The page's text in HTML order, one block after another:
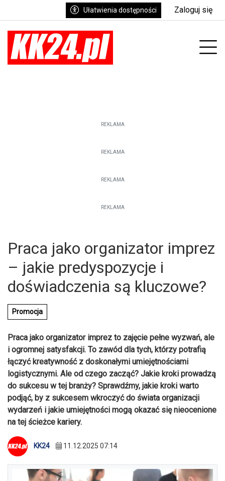
Ułatwienia dostępności Zaloguj się
REKLAMA
REKLAMA
REKLAMA
REKLAMA
Praca jako organizator imprez
– jakie predyspozycje i
doświadczenia są kluczowe?
Promocja
Praca jako organizator imprez to zajęcie pełne wyzwań, ale
i ogromnej satysfakcji. To zawód dla tych, którzy potrafią
łączyć kreatywność z doskonałymi umiejętnościami
logistycznymi. Ale od czego zacząć? Jakie kroki prowadzą
do sukcesu w tej branży? Sprawdźmy, jakie kroki warto
podjąć, by z sukcesem wkroczyć do świata organizacji
wydarzeń i jakie umiejętności mogą okazać się nieocenione
na tej ścieżce kariery.
KK24 11.12.2025 07:14